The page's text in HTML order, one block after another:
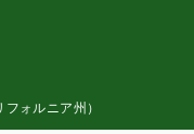
ォルニア州）